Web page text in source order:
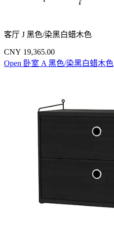
客厅 J 黑色/染黑白蜡木色
CNY 19,365.00
Open 卧室 A 黑色/染黑白蜡木色